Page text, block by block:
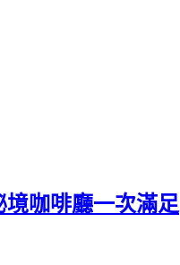
咖啡廳一次滿足